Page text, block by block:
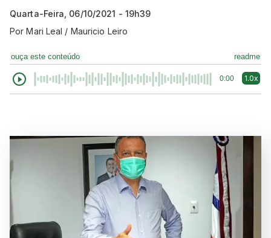
Quarta-Feira, 06/10/2021 - 19h39
PorMari Leal / Mauricio Leiro
ouça este conteúdo readme
0:00 1.0x